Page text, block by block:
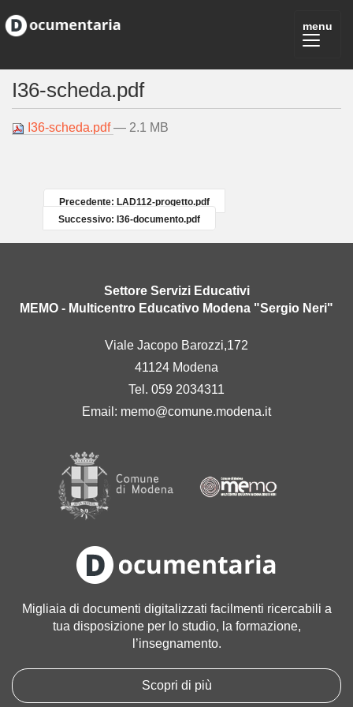
I36-scheda.pdf
I36-scheda.pdf— 2.1 MB
Precedente: LAD112-progetto.pdf
Successivo: I36-documento.pdf
Settore Servizi Educativi
MEMO - Multicentro Educativo Modena "Sergio Neri"
Viale Jacopo Barozzi,172
41124 Modena
Tel. 059 2034311
Email: memo@comune.modena.it
Migliaia di documenti digitalizzati facilmenti ricercabili a
tua disposizione per lo studio, la formazione,
l’insegnamento.
Scopri di più